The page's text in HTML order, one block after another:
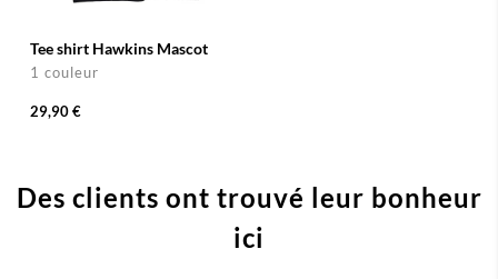
Tee shirt Hawkins Mascot
1 couleur
29,90 €
Des clients ont trouvé leur bonheur
ici